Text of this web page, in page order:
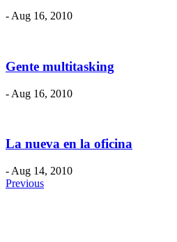
- Aug 16, 2010
Gente multitasking
- Aug 16, 2010
La nueva en la oficina
- Aug 14, 2010
Previous